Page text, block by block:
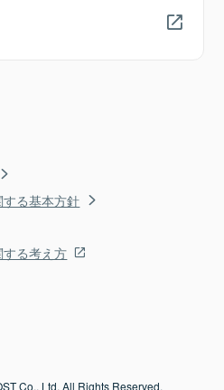
る基本方針
る考え方
Co., Ltd. All Rights Reserved.